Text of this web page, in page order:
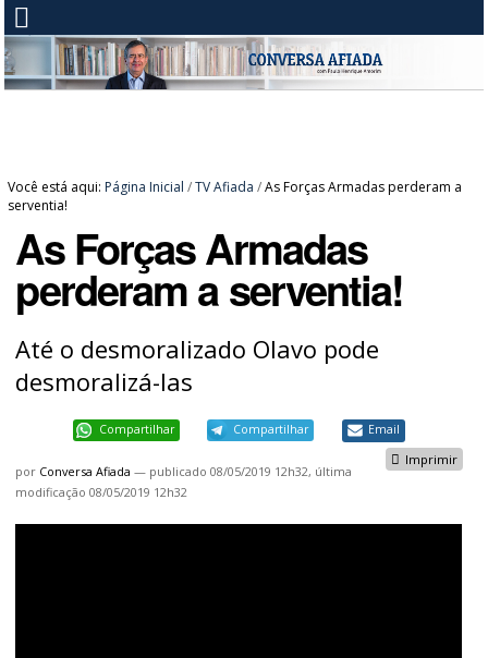
Você está aqui: Página Inicial /TV Afiada /As Forças Armadas perderam a
serventia!
As Forças Armadas
perderam a serventia!
Até o desmoralizado Olavo pode
desmoralizá-las
Compartilhar Compartilhar Email
Imprimir
por Conversa Afiada — publicado 08/05/2019 12h32, última
modificação 08/05/2019 12h32